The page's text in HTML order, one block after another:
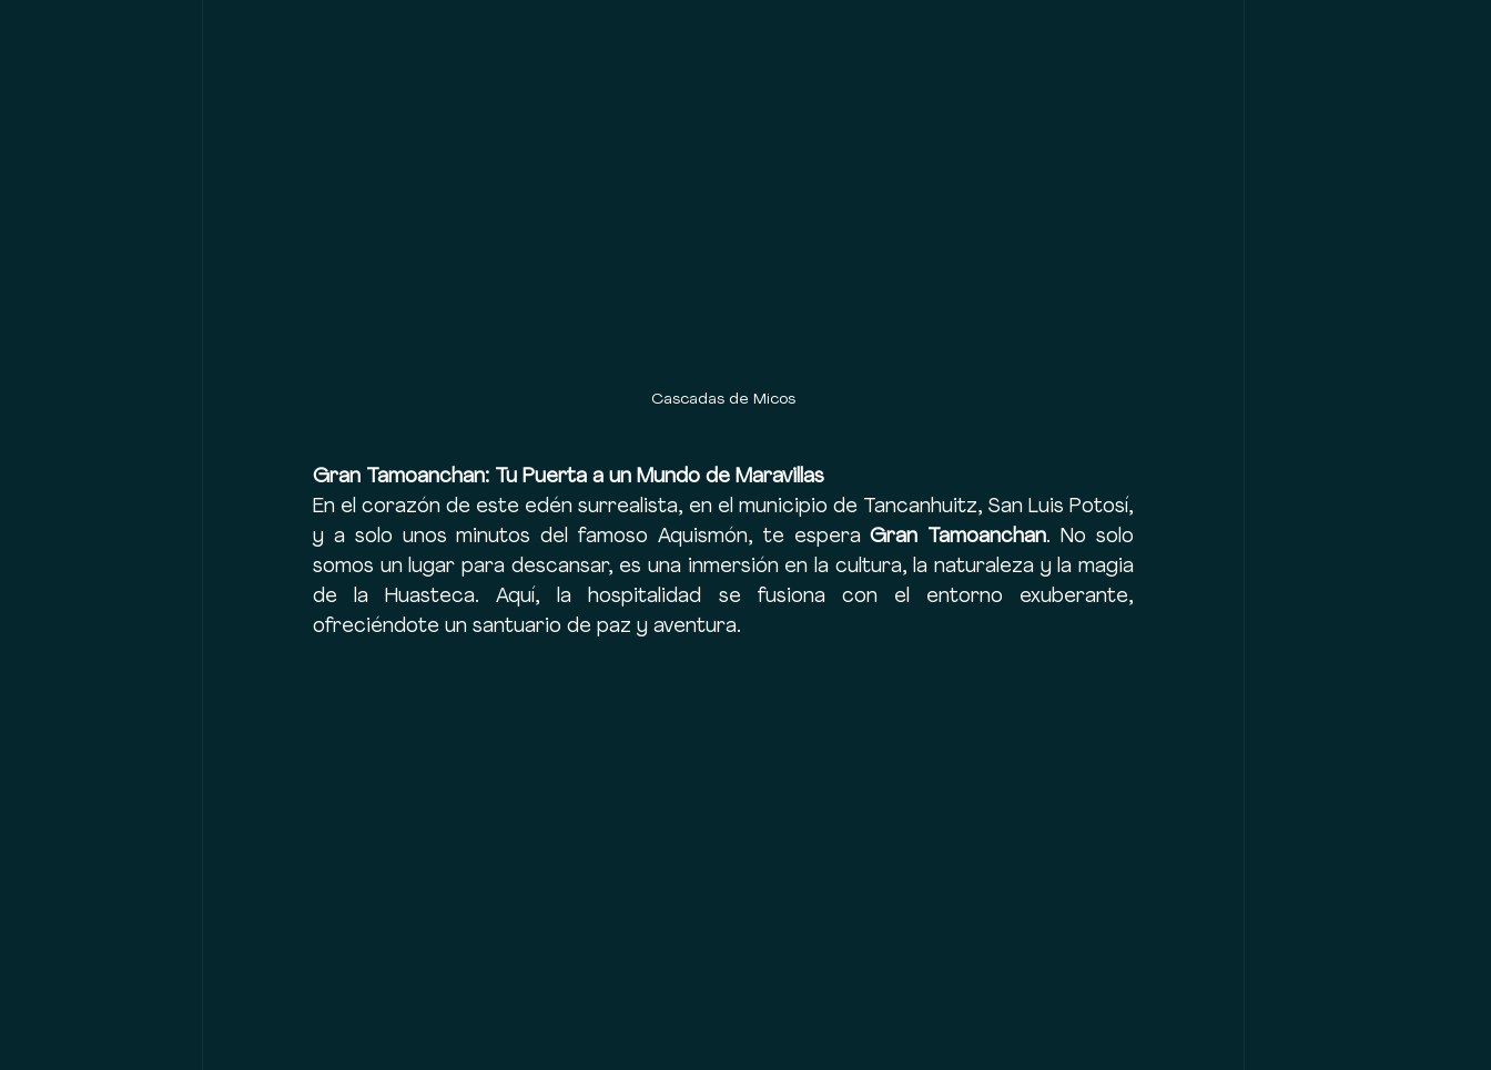
Cascadas de Micos
Gran Tamoanchan: Tu Puerta a un Mundo de Maravillas
En el corazón de este edén surrealista, en el municipio de Tancanhuitz, San Luis Potosí,
y a solo unos minutos del famoso Aquismón, te espera Gran Tamoanchan. No solo
somos un lugar para descansar, es una inmersión en la cultura, la naturaleza y la magia
de la Huasteca. Aquí, la hospitalidad se fusiona con el entorno exuberante,
ofreciéndote un santuario de paz y aventura.